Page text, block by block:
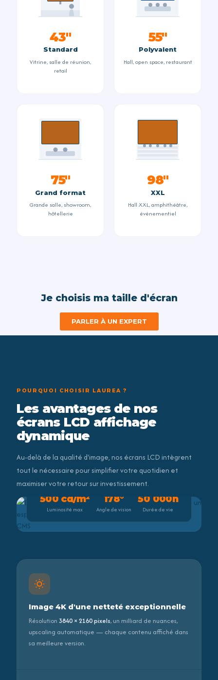
43''
Standard
Vitrine, salle de réunion,
retail
55''
Polyvalent
Hall, open space, restaurant
75''
Grand format
Grande salle, showroom,
hôtellerie
98''
XXL
Hall XXL, amphithéâtre,
événementiel
Je choisis ma taille d'écran
PARLER À UN EXPERT
POURQUOI CHOISIR LAUREA ?
Les avantages de nos
écrans LCD affichage
dynamique
Au-delà de la qualité d'image, nos écrans LCD intègrent
tout le nécessaire pour simplifier votre quotidien et
maximiser votre retour sur investissement.
500 cd/m²
Luminosité max
178°
Angle de vision
50 000h
Durée de vie
Image 4K d'une netteté exceptionnelle
Résolution 3840 × 2160 pixels, un milliard de nuances,
upscaling automatique — chaque contenu affiché dans
sa meilleure version.